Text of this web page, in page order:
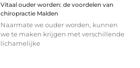
Vitaal ouder worden: de voordelen van
chiropractie Malden
Naarmate we ouder worden, kunnen
we te maken krijgen met verschillende
lichamelijke